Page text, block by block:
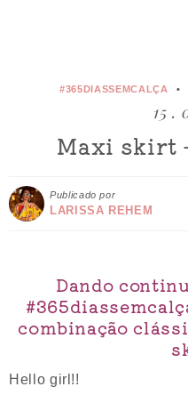
#365DIASSEMCALÇA
15 .
Maxi skirt
Publicado por
LARISSA REHEM
Dando
combinação
Hello girl!!